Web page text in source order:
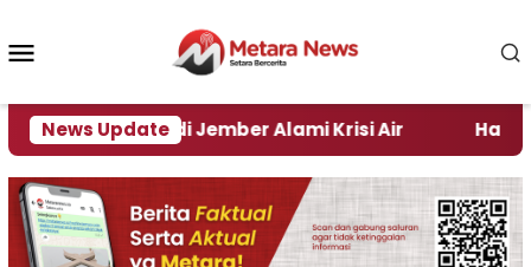
konten
News Update
Daerah di Jember Alami Krisi Air Harga